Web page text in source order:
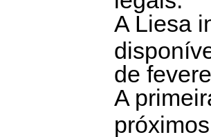
A Liesa
de
A